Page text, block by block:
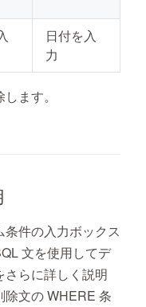
日付を入
力
ます。
条件の入力ボックス
文を使用してデ
らに詳しく説明
除文の WHERE 条